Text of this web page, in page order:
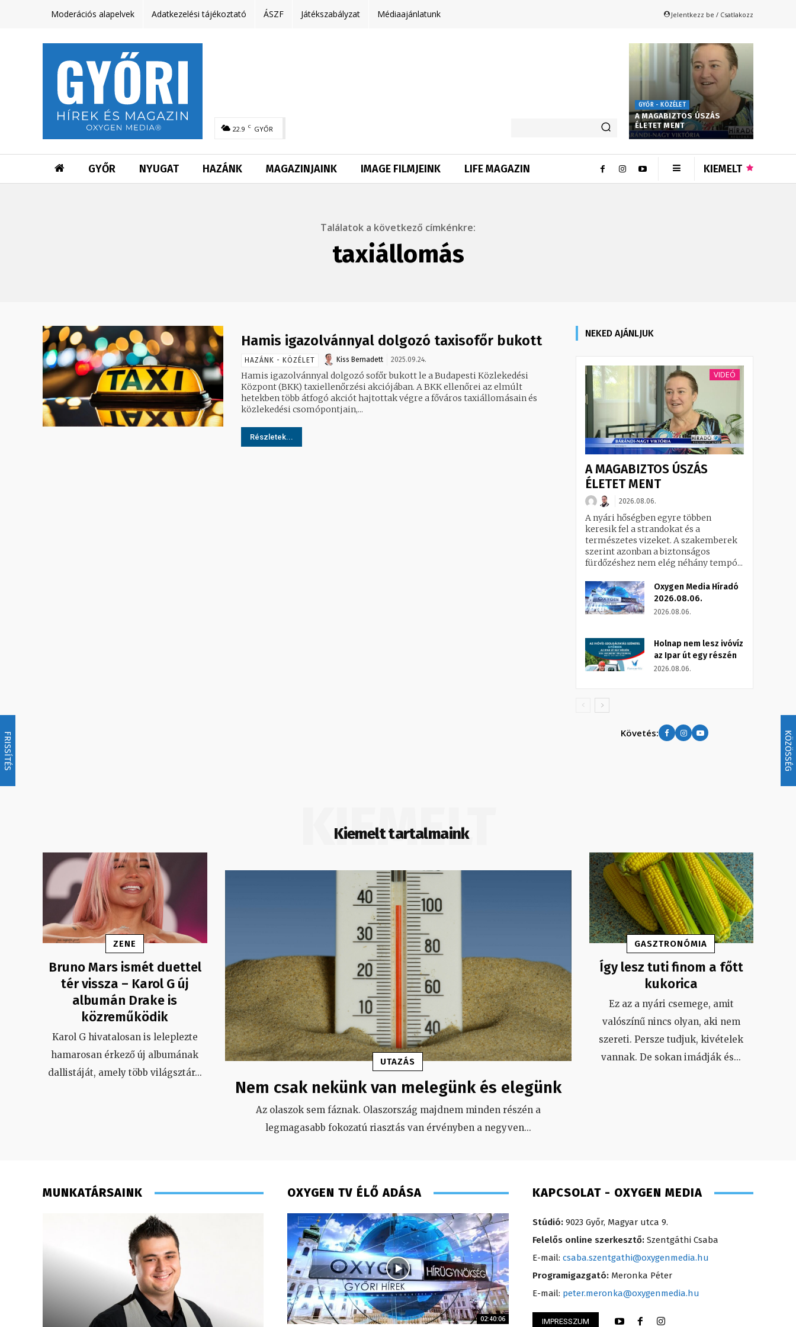
FRISSÍTÉS KÖZÖSSÉG
Moderációs alapelvek Adatkezelési tájékoztató ÁSZF Játékszabályzat Médiaajánlatunk Jelentkezz be / Csatlakozz
22.9 C GYŐR
GYŐR - KÖZÉLET
A MAGABIZTOS ÚSZÁS
ÉLETET MENT
GYŐR NYUGAT HAZÁNK MAGAZINJAINK IMAGE FILMJEINK LIFE MAGAZIN KIEMELT
Találatok a következő címkénkre:
taxiállomás
Hamis igazolvánnyal dolgozó taxisofőr bukott
HAZÁNK - KÖZÉLET Kiss Bernadett 2025.09.24.
Hamis igazolvánnyal dolgozó sofőr bukott le a Budapesti Közlekedési
Központ (BKK) taxiellenőrzési akciójában. A BKK ellenőrei az elmúlt
hetekben több átfogó akciót hajtottak végre a főváros taxiállomásain és
közlekedési csomópontjain,...
Részletek...
NEKED AJÁNLJUK
VIDEÓ
A MAGABIZTOS ÚSZÁS
ÉLETET MENT
2026.08.06.
A nyári hőségben egyre többen
keresik fel a strandokat és a
természetes vizeket. A szakemberek
szerint azonban a biztonságos
fürdőzéshez nem elég néhány tempó...
Oxygen Media Híradó
2026.08.06.
2026.08.06.
Holnap nem lesz ivóvíz
az Ipar út egy részén
2026.08.06.
Követés:
Kiemelt tartalmaink
KIEMELT
ZENE
Bruno Mars ismét duettel
tér vissza – Karol G új
albumán Drake is
közreműködik
Karol G hivatalosan is leleplezte
hamarosan érkező új albumának
dallistáját, amely több világsztár...
UTAZÁS
Nem csak nekünk van melegünk és elegünk
Az olaszok sem fáznak. Olaszország majdnem minden részén a
legmagasabb fokozatú riasztás van érvényben a negyven...
GASZTRONÓMIA
Így lesz tuti finom a főtt
kukorica
Ez az a nyári csemege, amit
valószínű nincs olyan, aki nem
szereti. Persze tudjuk, kivételek
vannak. De sokan imádják és...
MUNKATÁRSAINK OXYGEN TV ÉLŐ ADÁSA
02:40:06
KAPCSOLAT - OXYGEN MEDIA
Stúdió: 9023 Győr, Magyar utca 9.
Felelős online szerkesztő: Szentgáthi Csaba
E-mail: csaba.szentgathi@oxygenmedia.hu
Programigazgató: Meronka Péter
E-mail: peter.meronka@oxygenmedia.hu
IMPRESSZUM